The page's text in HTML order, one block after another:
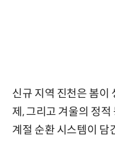
신규 지역 진천은 봄이
제, 그리고 겨울의 정
계절 순환 시스템이 담